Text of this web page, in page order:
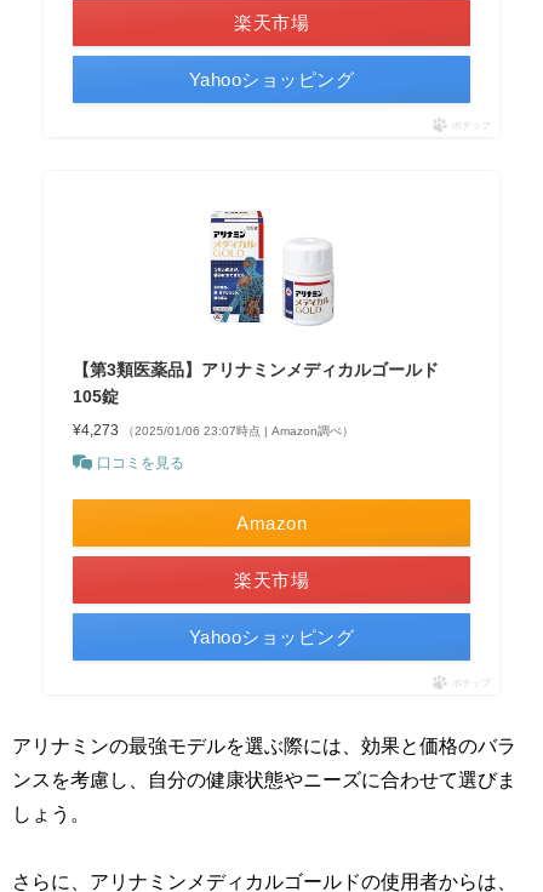
楽天市場
Yahooショッピング
ポチップ
【第3類医薬品】アリナミンメディカルゴールド
105錠
¥4,273 （2025/01/06 23:07時点 | Amazon調べ）
口コミを見る
Amazon
楽天市場
Yahooショッピング
ポチップ
アリナミンの最強モデルを選ぶ際には、効果と価格のバラ
ンスを考慮し、自分の健康状態やニーズに合わせて選びま
しょう。
さらに、アリナミンメディカルゴールドの使用者からは、